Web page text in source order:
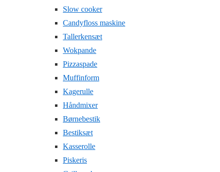
Slow cooker
Candyfloss maskine
Tallerkensæt
Wokpande
Pizzaspade
Muffinform
Kagerulle
Håndmixer
Børnebestik
Bestiksæt
Kasserolle
Piskeris